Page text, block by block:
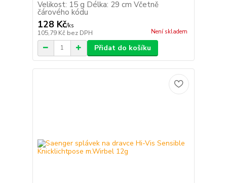
Velikost: 15 g Délka: 29 cm Včetně
čárového kódu
128 Kč/ks
105,79 Kč bez DPH Není skladem
Přidat do košíku